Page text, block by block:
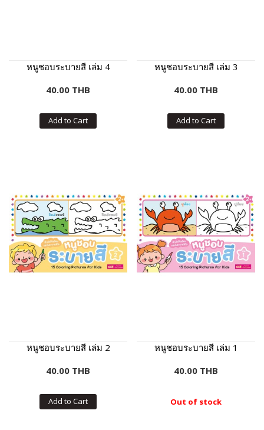
หนูชอบระบายสี เล่ม 4
40.00 THB
Add to Cart
หนูชอบระบายสี เล่ม 3
40.00 THB
Add to Cart
หนูชอบระบายสี เล่ม 2
40.00 THB
Add to Cart
หนูชอบระบายสี เล่ม 1
40.00 THB
Out of stock